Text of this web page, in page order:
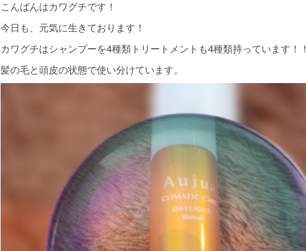
こんばんはカワグチです！
今日も、元気に生きております！
カワグチはシャンプーを4種類トリートメントも4種類持っています！！
髪の毛と頭皮の状態で使い分けています。